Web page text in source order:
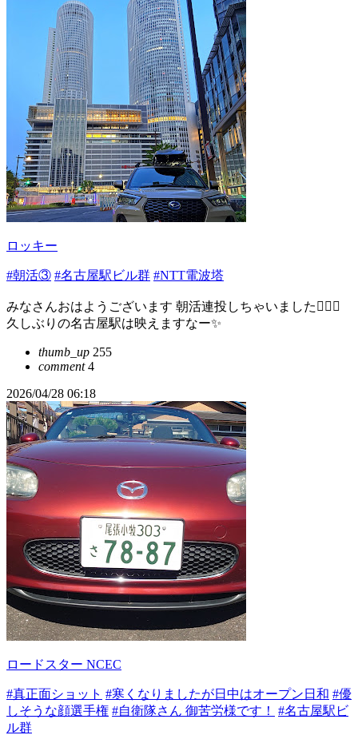
ロッキー
#朝活③ #名古屋駅ビル群 #NTT電波塔
みなさんおはようございます 朝活連投しちゃいました🙇🏻‍♂️
久しぶりの名古屋駅は映えますなー✨
thumb_up 255
comment4
2026/04/28 06:18
ロードスター NCEC
#真正面ショット #寒くなりましたが日中はオープン日和 #優
しそうな顔選手権 #自衛隊さん 御苦労様です！
#名古屋駅ビ
ル群